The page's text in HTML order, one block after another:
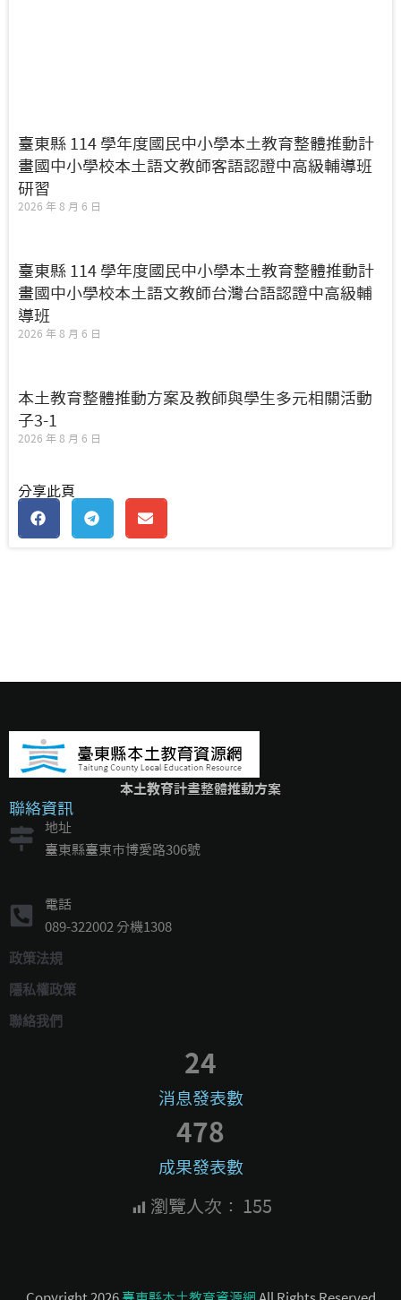
臺東縣 114 學年度國民中小學本土教育整體推動計
畫國中小學校本土語文教師客語認證中高級輔導班
研習
2026 年 8 月 6 日
臺東縣 114 學年度國民中小學本土教育整體推動計
畫國中小學校本土語文教師台灣台語認證中高級輔
導班
2026 年 8 月 6 日
本土教育整體推動方案及教師與學生多元相關活動
子3-1
2026 年 8 月 6 日
分享此頁
本土教育計畫整體推動方案
聯絡資訊
地址
臺東縣臺東市博愛路306號
電話
089-322002 分機1308
政策法規
隱私權政策
聯絡我們
消息發表數
24
成果發表數
478
瀏覽人次： 155